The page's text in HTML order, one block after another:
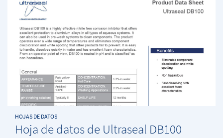
HOJAS DE DATOS
Hoja de datos de Ultraseal DB100